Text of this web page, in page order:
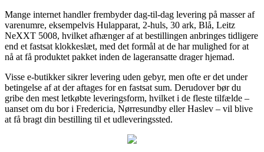
Mange internet handler frembyder dag-til-dag levering på masser af
varenumre, eksempelvis Hulapparat, 2-huls, 30 ark, Blå, Leitz
NeXXT 5008, hvilket afhænger af at bestillingen anbringes tidligere
end et fastsat klokkeslæt, med det formål at de har mulighed for at
nå at få produktet pakket inden de lageransatte drager hjemad.
Visse e-butikker sikrer levering uden gebyr, men ofte er det under
betingelse af at der aftages for en fastsat sum. Derudover bør du
gribe den mest letkøbte leveringsform, hvilket i de fleste tilfælde –
uanset om du bor i Fredericia, Nørresundby eller Haslev – vil blive
at få bragt din bestilling til et udleveringssted.